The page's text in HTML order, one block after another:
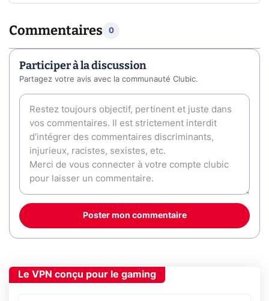
Commentaires 0
Participer à la discussion
Partagez votre avis avec la communauté Clubic.
Poster mon commentaire
Le VPN conçu pour le gaming